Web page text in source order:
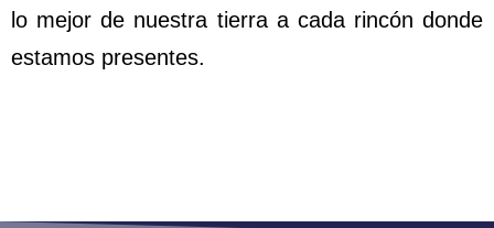
lo mejor de nuestra tierra a cada rincón donde
estamos presentes.